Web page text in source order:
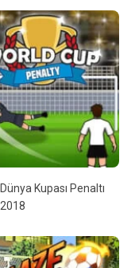
Dünya Kupası Penaltı
2018